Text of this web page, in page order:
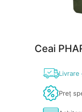
Ceai
Livrare
Preț